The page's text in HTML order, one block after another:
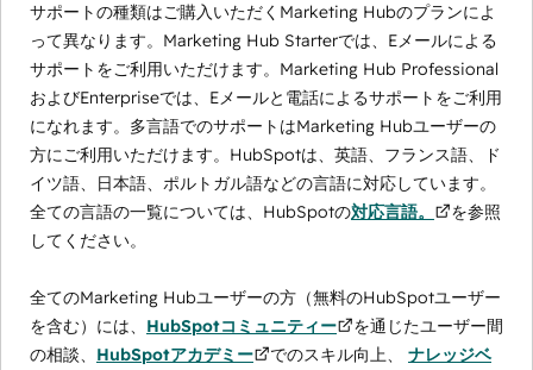
サポートの種類はご購入いただくMarketing Hubのプランによ
って異なります。Marketing Hub Starterでは、Eメールによる
サポートをご利用いただけます。Marketing Hub Professional
およびEnterpriseでは、Eメールと電話によるサポートをご利用
になれます。多言語でのサポートはMarketing Hubユーザーの
方にご利用いただけます。HubSpotは、英語、フランス語、ド
イツ語、日本語、ポルトガル語などの言語に対応しています。
全ての言語の一覧については、HubSpotの対応言語。
を参照
してください。
全てのMarketing Hubユーザーの方（無料のHubSpotユーザー
を含む）には、 HubSpotコミュニティー
を通じたユーザー間
の相談、 HubSpotアカデミー でのスキル向上、 ナレッジベ